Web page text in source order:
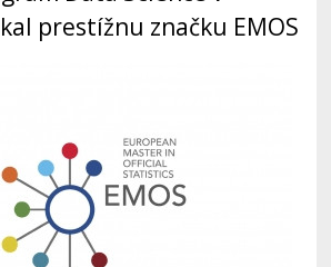
prestížnu značku EMOS